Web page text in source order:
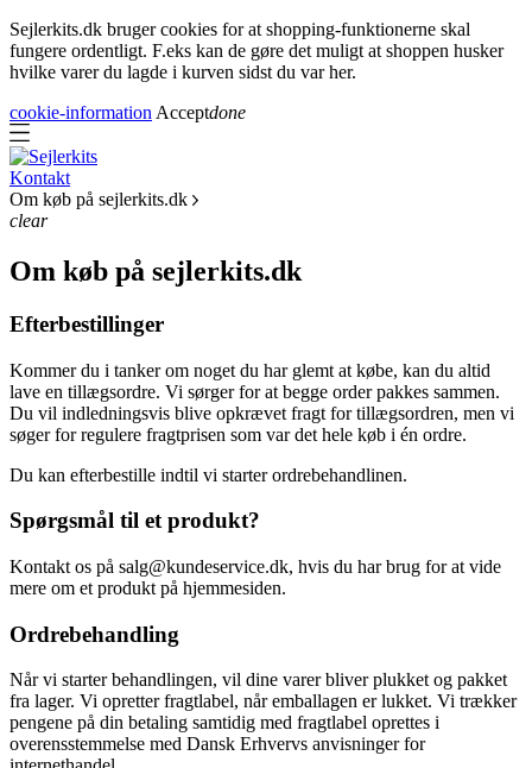
Sejlerkits.dk bruger cookies for at shopping-funktionerne skal
fungere ordentligt. F.eks kan de gøre det muligt at shoppen husker
hvilke varer du lagde i kurven sidst du var her.
cookie-information Acceptdone
Kontakt
Om køb på sejlerkits.dk
clear
Om køb på sejlerkits.dk
Efterbestillinger
Kommer du i tanker om noget du har glemt at købe, kan du altid
lave en tillægsordre. Vi sørger for at begge order pakkes sammen.
Du vil indledningsvis blive opkrævet fragt for tillægsordren, men vi
søger for regulere fragtprisen som var det hele køb i én ordre.
Du kan efterbestille indtil vi starter ordrebehandlinen.
Spørgsmål til et produkt?
Kontakt os på salg@kundeservice.dk, hvis du har brug for at vide
mere om et produkt på hjemmesiden.
Ordrebehandling
Når vi starter behandlingen, vil dine varer bliver plukket og pakket
fra lager. Vi opretter fragtlabel, når emballagen er lukket. Vi trækker
pengene på din betaling samtidig med fragtlabel oprettes i
overensstemmelse med Dansk Erhvervs anvisninger for